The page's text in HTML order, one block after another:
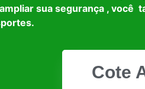
sua segurança , você
Cote